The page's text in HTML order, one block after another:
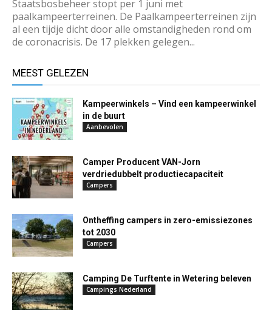
Staatsbosbeheer stopt per 1 juni met
paalkampeerterreinen. De Paalkampeerterreinen zijn
al een tijdje dicht door alle omstandigheden rond om
de coronacrisis. De 17 plekken gelegen...
MEEST GELEZEN
Kampeerwinkels – Vind een kampeerwinkel
in de buurt
Aanbevolen
Camper Producent VAN-Jorn
verdriedubbelt productiecapaciteit
Campers
Ontheffing campers in zero-emissiezones
tot 2030
Campers
Camping De Turftente in Wetering beleven
Campings Nederland